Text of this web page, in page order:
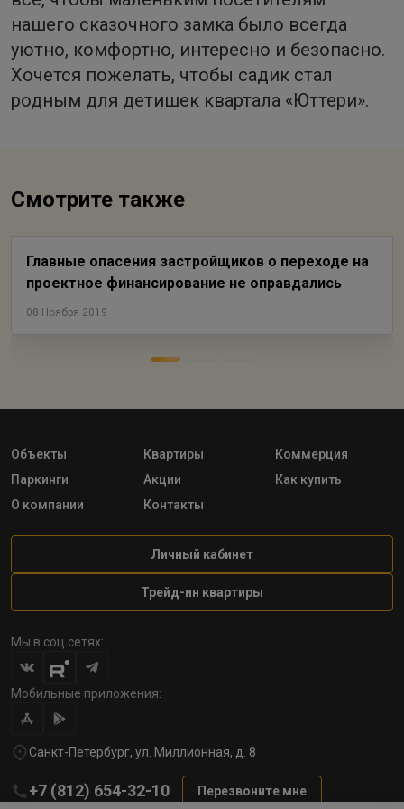
нашего сказочного замка было всегда
уютно, комфортно, интересно и безопасно.
Хочется пожелать, чтобы садик стал
родным для детишек квартала «Юттери».
Смотрите также
Главные опасения застройщиков о переходе на
проектное финансирование не оправдались
08 Ноября 2019
Объекты Квартиры
Коммерция
Паркинги
Акции
Как купить
О компании
Контакты
Личный кабинет
Трейд-ин квартиры
Мы в соц сетях:
Мобильные приложения:
Санкт-Петербург, ул. Миллионная, д. 8
+7 (812) 654-32-10 Перезвоните мне